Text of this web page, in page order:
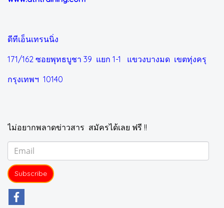
ดีทีเอ็นเทรนนิ่ง
171/162 ซอยพุทธบูชา 39 แยก 1-1 แขวงบางมด เขตทุ่งครุ
กรุงเทพฯ 10140
ไม่อยากพลาดข่าวสาร สมัครได้เลย ฟรี !!
Subscribe